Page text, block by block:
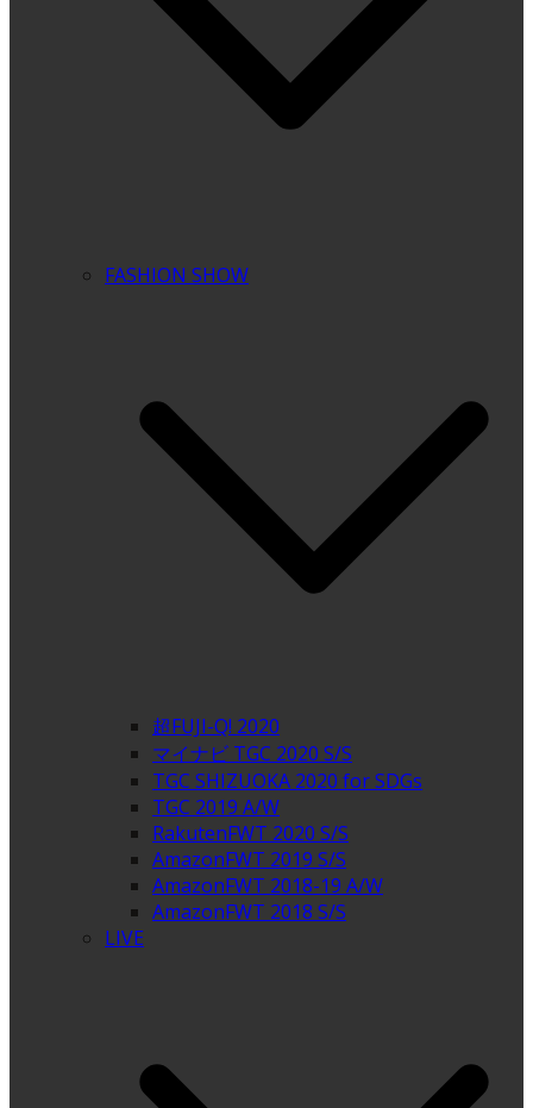
FASHION SHOW
超FUJI-Q! 2020
マイナビ TGC 2020 S/S
TGC SHIZUOKA 2020 for SDGs
TGC 2019 A/W
RakutenFWT 2020 S/S
AmazonFWT 2019 S/S
AmazonFWT 2018-19 A/W
AmazonFWT 2018 S/S
LIVE